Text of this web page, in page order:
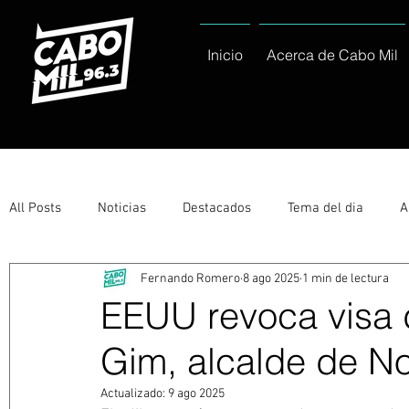
Inicio Acerca de Cabo Mil
All Posts Noticias Destacados Tema del dia
Entérate Deportes La buena del día
Ayuntamiento de Los Cabos Informa Nacionales e
EEUU revoca
Gim, alcalde de
Fernando Romero 8 ago 2025 1 min de lectura
Actualizado: 9 ago 2025